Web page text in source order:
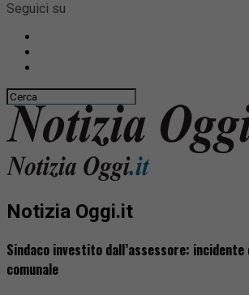
Seguici su
Notizia Oggi.it
Sindaco investito dall’assessore:
comunale